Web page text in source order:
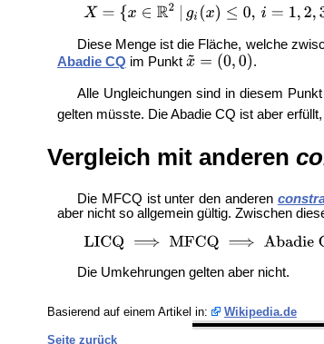
Diese Menge ist die Fläche, welche
Abadie CQ im Punkt .
Alle Ungleichungen sind in diesem
gelten müsste. Die Abadie CQ ist aber
Vergleich mit anderen
Die MFCQ ist unter den anderen
aber nicht so allgemein gültig. Zwischen
Die Umkehrungen gelten aber nicht.
Basierend auf einem Artikel in: Wikipedia.de
Seite zurück